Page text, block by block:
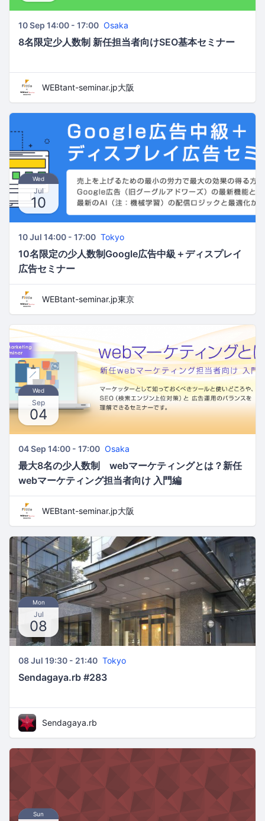
10 Sep 14:00 - 17:00 Osaka
8名限定少人数制 新任担当者向けSEO基本セミナー
WEBtant-seminar.jp大阪
Wed
Jul
10
10 Jul 14:00 - 17:00 Tokyo
10名限定の少人数制Google広告中級＋ディスプレイ
広告セミナー
WEBtant-seminar.jp東京
Wed
Sep
04
04 Sep 14:00 - 17:00 Osaka
最大8名の少人数制 webマーケティングとは？新任
webマーケティング担当者向け 入門編
WEBtant-seminar.jp大阪
Mon
Jul
08
08 Jul 19:30 - 21:40 Tokyo
Sendagaya.rb #283
Sendagaya.rb
Sun